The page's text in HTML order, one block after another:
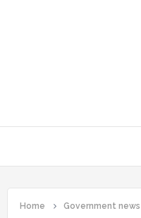
Home Government news